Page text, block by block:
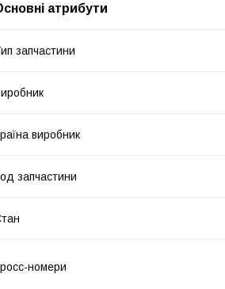
атрибути
запчастини
виробник
запчастини
номери